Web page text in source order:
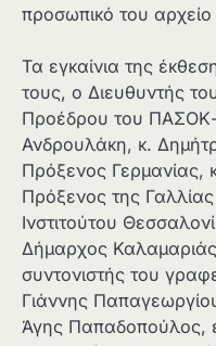
προσωπικό του
Τα εγκαίνια της
τους, ο Διευθυντής
Προέδρου του ΠΑΣΟΚ-
Ανδρουλάκη, κ.
Πρόξενος Γερμανίας,
Πρόξενος της
Ινστιτούτου
Δήμαρχος
συντονιστής του
Γιάννης
Άγης Παπαδοπούλος,